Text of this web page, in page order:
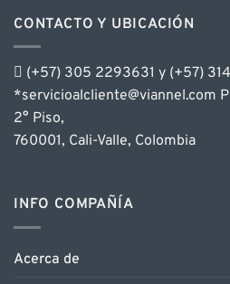
CONTACTO Y UBICACIÓN
(+57) 305 2293631 y (+57)
*servicioalcliente@viannel.com
2° Piso,
760001, Cali-Valle, Colombia
INFO COMPAÑÍA
Acerca de